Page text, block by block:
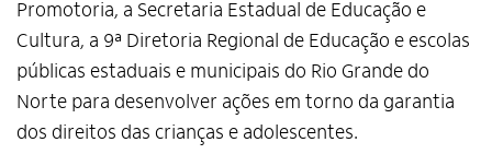
Promotoria, a Secretaria Estadual de Educação e
Cultura, a 9ª Diretoria Regional de Educação e escolas
públicas estaduais e municipais do Rio Grande do
Norte para desenvolver ações em torno da garantia
dos direitos das crianças e adolescentes.